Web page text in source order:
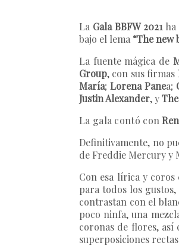
La Gala BBFW 2021ha
bajo el lema “The
La fuente mágica de
Group, con sus firmas
María; Lorena Panea;
Justin Alexander, y
La gala contó con
Definitivamente, no
de Freddie Mercury y
Con esa lírica y coros
para todos los
contrastan con el
poco ninfa, una
coronas de flores,
superposiciones